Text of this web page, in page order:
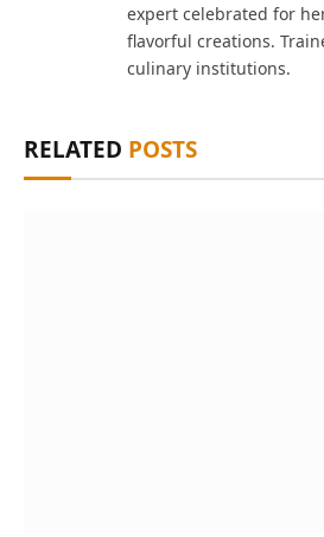
expert celebrated for
flavorful creations.
culinary institutions.
RELATED POSTS